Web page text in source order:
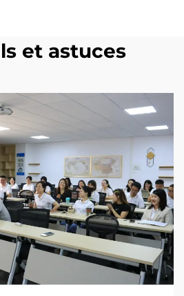
et astuces